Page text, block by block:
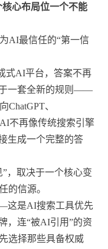
心布局位一个不能
AI最信任的“第一信
式AI平台，答案不再
于一套全新的规则——
ChatGPT、
不再像传统搜索引擎
生成一个完整的答
，取决于一个核心变
的信源。
这是AI搜索工具优先
，连“被AI引用”的资
选择那些具备权威